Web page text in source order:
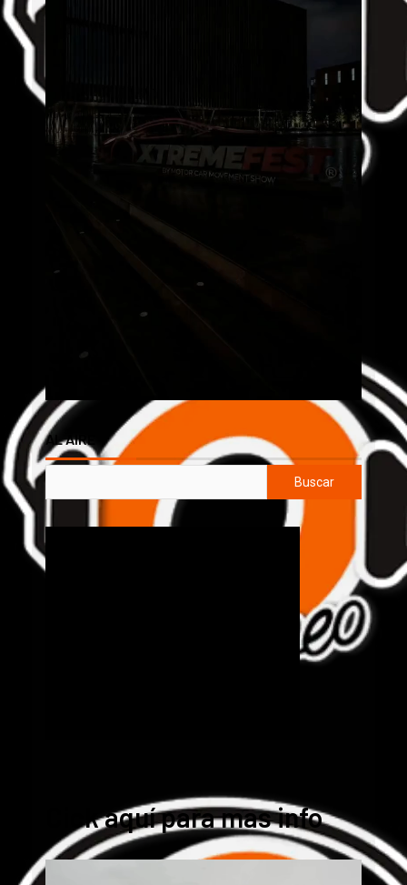
AL AIRE
Buscar
Cick aquí para mas info